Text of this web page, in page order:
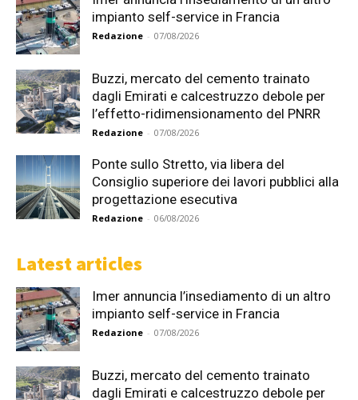
impianto self-service in Francia
Redazione - 07/08/2026
Buzzi, mercato del cemento trainato
dagli Emirati e calcestruzzo debole per
l’effetto-ridimensionamento del PNRR
Redazione - 07/08/2026
Ponte sullo Stretto, via libera del
Consiglio superiore dei lavori pubblici alla
progettazione esecutiva
Redazione - 06/08/2026
Latest articles
Imer annuncia l’insediamento di un altro
impianto self-service in Francia
Redazione - 07/08/2026
Buzzi, mercato del cemento trainato
dagli Emirati e calcestruzzo debole per